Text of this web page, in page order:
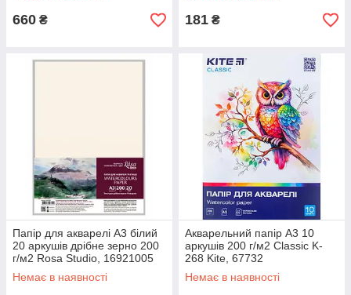
660 ₴ 181 ₴
Папір для акварелі А3 білий
20 аркушів дрібне зерно 200
г/м2 Rosa Studio, 16921005
Немає в наявності
Акварельний папір А3 10
аркушів 200 г/м2 Classic K-
268 Kite, 67732
Немає в наявності